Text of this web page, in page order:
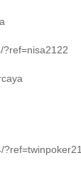
?ref=nisa2122